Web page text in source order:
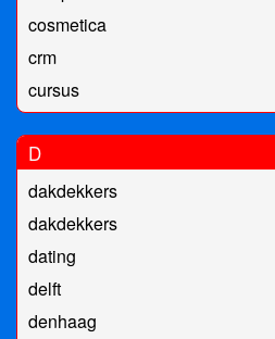
cosmetica
crm
cursus
D
dakdekkers
dakdekkers
dating
delft
denhaag